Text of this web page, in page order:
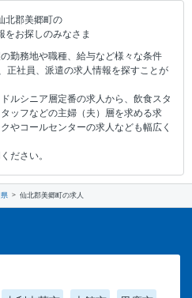
北郡美郷町の
をお探しのみなさま
勤務地や職種、給与など様々な条件
正社員、派遣の求人情報を探すことが
ルシニア層定番の求人から、飲食スタ
ッフなどの主婦（夫）層を求める求
やコールセンターの求人なども幅広く
ださい。
仙北郡美郷町の求人